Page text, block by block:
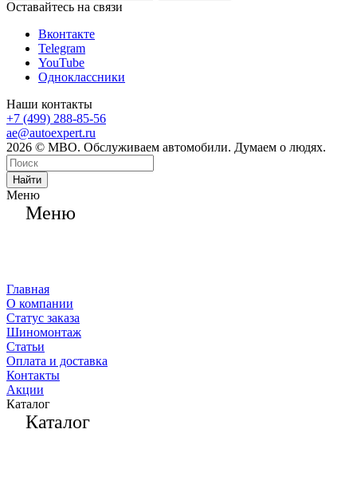
Оставайтесь на связи
Вконтакте
Telegram
YouTube
Одноклассники
Наши контакты
+7 (499) 288-85-56
ae@autoexpert.ru
2026 © МВО. Обслуживаем автомобили. Думаем о людях.
Найти
Меню
Меню
Главная
О компании
Статус заказа
Шиномонтаж
Статьи
Оплата и доставка
Контакты
Акции
Каталог
Каталог